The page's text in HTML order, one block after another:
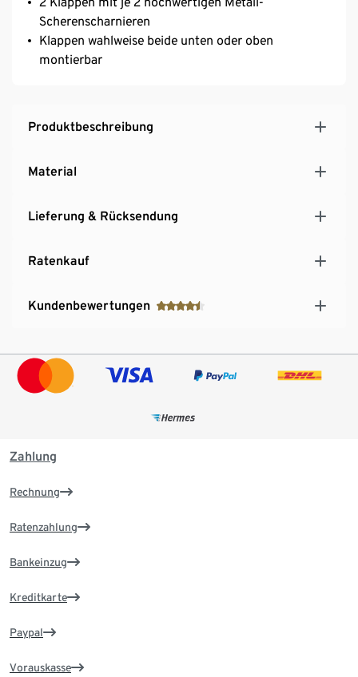
Scherenscharnieren
Klappen wahlweise beide unten oder oben
montierbar
Produktbeschreibung
Material
Lieferung & Rücksendung
Ratenkauf
Kundenbewertungen
Zahlung
Rechnung
Ratenzahlung
Bankeinzug
Kreditkarte
Paypal
Vorauskasse